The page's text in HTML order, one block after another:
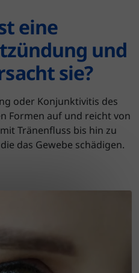
eine
und
sie?
oder Konjunktivitis des
Formen auf und reicht von
Tränenfluss bis hin zu
das Gewebe schädigen.